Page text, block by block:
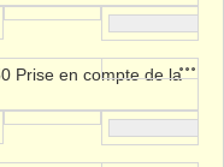
Prise en compte de la